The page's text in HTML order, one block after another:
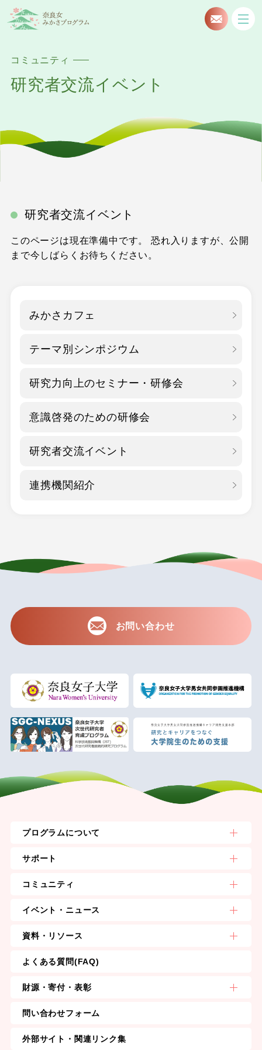
コミュニティ
研究者交流イベント
研究者交流イベント
このページは現在準備中です。 恐れ入りますが、公開
まで今しばらくお待ちください。
みかさカフェ
テーマ別シンポジウム
研究力向上のセミナー・研修会
意識啓発のための研修会
研究者交流イベント
連携機関紹介
お問い合わせ
プログラムについて
サポート
コミュニティ
イベント・ニュース
資料・リソース
よくある質問(FAQ)
財源・寄付・表彰
問い合わせフォーム
外部サイト・関連リンク集